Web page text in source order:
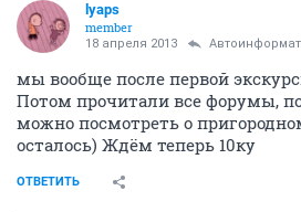
lyaps
member
18 апреля 2013
мы вообще после первой
Потом прочитали все форумы,
можно посмотреть о
осталось) Ждём теперь 10ку
ОТВЕТИТЬ